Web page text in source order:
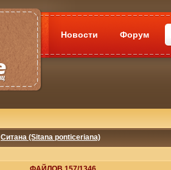
Новости Форум
Ситана (Sitana ponticeriana)